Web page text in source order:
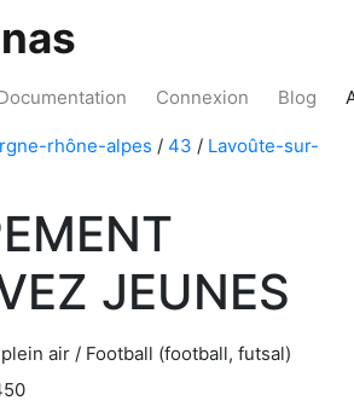
Connexion Blog
rhône-alpes / 43 / Lavoûte-sur-
JEUNES
air / Football (football, futsal)